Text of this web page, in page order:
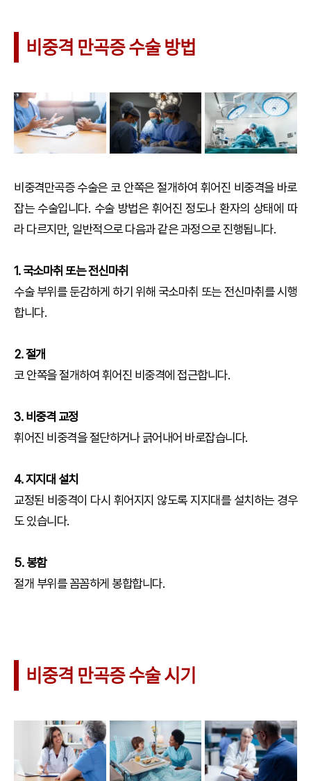
비중격 만곡증 수술 방법
비중격만곡증 수술은 코 안쪽은 절개하여 휘어진 비중격을 바로
잡는 수술입니다. 수술 방법은 휘어진 정도나 환자의 상태에 따
라 다르지만, 일반적으로 다음과 같은 과정으로 진행됩니다.
1. 국소마취 또는 전신마취
수술 부위를 둔감하게 하기 위해 국소마취 또는 전신마취를 시행
합니다.
2. 절개
코 안쪽을 절개하여 휘어진 비중격에 접근합니다.
3. 비중격 교정
휘어진 비중격을 절단하거나 긁어내어 바로잡습니다.
4. 지지대 설치
교정된 비중격이 다시 휘어지지 않도록 지지대를 설치하는 경우
도 있습니다.
5. 봉함
절개 부위를 꼼꼼하게 봉합합니다.
비중격 만곡증 수술 시기